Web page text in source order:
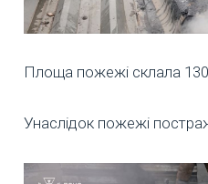
Площа пожежі склала
Унаслідок пожежі